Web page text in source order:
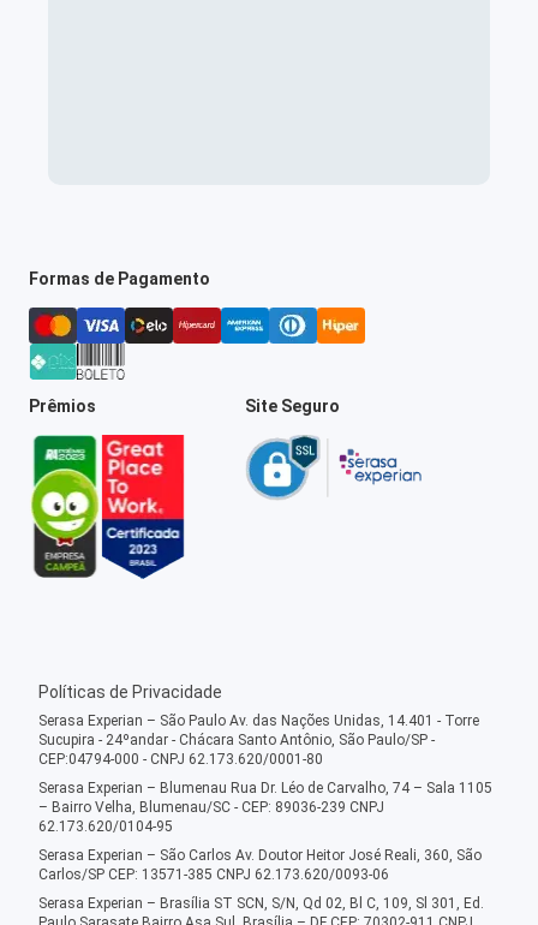
Formas de Pagamento
Prêmios Site Seguro
Políticas de Privacidade
Serasa Experian – São Paulo Av. das Nações Unidas, 14.401 - Torre
Sucupira - 24ºandar - Chácara Santo Antônio, São Paulo/SP -
CEP:04794-000 - CNPJ 62.173.620/0001-80
Serasa Experian – Blumenau Rua Dr. Léo de Carvalho, 74 – Sala 1105
– Bairro Velha, Blumenau/SC - CEP: 89036-239 CNPJ
62.173.620/0104-95
Serasa Experian – São Carlos Av. Doutor Heitor José Reali, 360, São
Carlos/SP CEP: 13571-385 CNPJ 62.173.620/0093-06
Serasa Experian – Brasília ST SCN, S/N, Qd 02, Bl C, 109, Sl 301, Ed.